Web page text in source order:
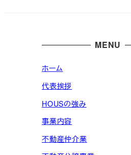
MENU
ホーム
代表挨拶
HOUSの強み
事業内容
不動産仲介業